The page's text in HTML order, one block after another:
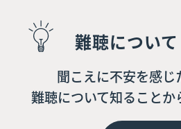
難聴について
聞こえに不安を感じ
難聴について知ることか